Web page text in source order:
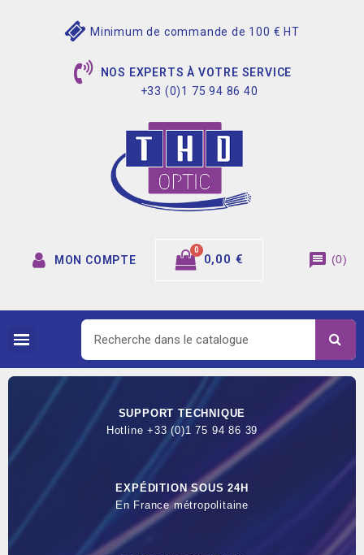
Minimum de commande de 100 € HT
NOS EXPERTS À VOTRE SERVICE
+33 (0)1 75 94 86 40
MON COMPTE 0,00 € message (0)
SUPPORT TECHNIQUE
Hotline +33 (0)1 75 94 86 39
EXPÉDITION SOUS 24H
En France métropolitaine